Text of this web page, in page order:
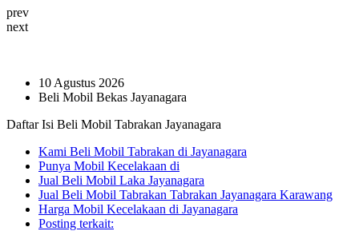
prev
next
10 Agustus 2026
Beli Mobil Bekas Jayanagara
Daftar Isi Beli Mobil Tabrakan Jayanagara
Kami Beli Mobil Tabrakan di Jayanagara
Punya Mobil Kecelakaan di
Jual Beli Mobil Laka Jayanagara
Jual Beli Mobil Tabrakan Tabrakan Jayanagara Karawang
Harga Mobil Kecelakaan di Jayanagara
Posting terkait: